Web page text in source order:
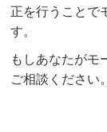
正を行うことで
す。
もしあなたがモ
ご相談ください。